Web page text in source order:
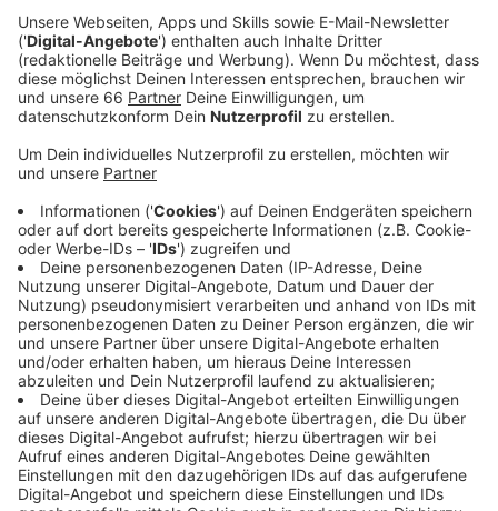
Rund 100.000 Menschen sind aus den Kriegsgebieten
in der Ukraine nach Czernowitz und die Region geflohen
- unter ihnen auch Kinder, die ab September in die
Schule gehen. Um sie beim Schulstart zu unterstützen,
wird in Düsseldorf Geld gesammelt. Düsseldorf hat
schon mehrere Spendenaktionen für Czernowitz ins
Leben gerufen - unter anderem wurden
Lebensmittelpakete oder auch ausgemusterter
Krankenwagen gespendet.
Anzeige
Weitere Infos und Links zum Thema:
Anzeige